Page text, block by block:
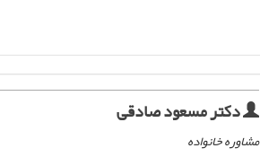
دکتر مسعود صادقی
مشاوره خانواده